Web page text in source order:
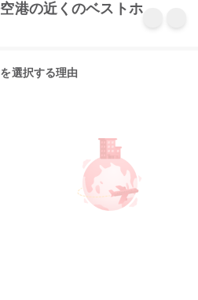
港の近くのベストホ
選択する理由